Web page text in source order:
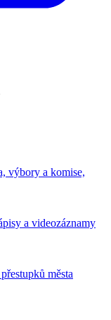
výbory a komise,
a videozáznamy
města